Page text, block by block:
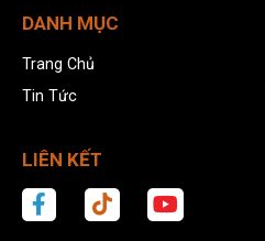
DANH MỤC
Trang Chủ
Tin Tức
LIÊN KẾT